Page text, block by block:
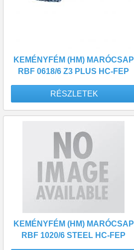
KEMÉNYFÉM (HM) MARÓCSAP
RBF 0618/6 Z3 PLUS HC-FEP
RÉSZLETEK
KEMÉNYFÉM (HM) MARÓCSAP
RBF 1020/6 STEEL HC-FEP